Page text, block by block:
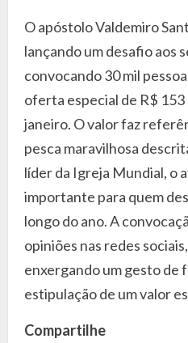
O apóstolo Valdemiro
lançando um desafio aos
convocando 30 mil
oferta especial de R$
janeiro. O valor faz
pesca maravilhosa
líder da Igreja Mundial, o
importante para quem
longo do ano. A
opiniões nas redes
enxergando um gesto de
estipulação de um valor
Compartilhe